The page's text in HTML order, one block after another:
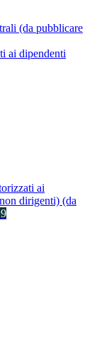
(da pubblicare
ai dipendenti
ai
dirigenti) (da